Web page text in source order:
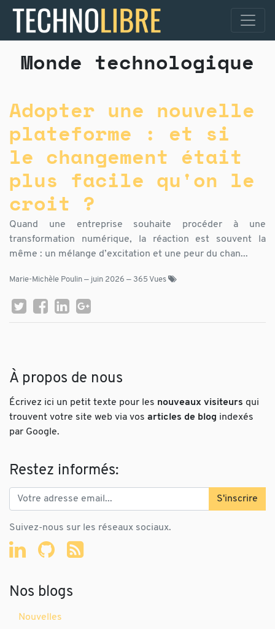
Monde technologique
Adopter une nouvelle
plateforme : et si
le changement était
plus facile qu'on le
croit ?
Quand une entreprise souhaite procéder à une
transformation numérique, la réaction est souvent la
même : un mélange d’excitation et une peur du chan...
Marie-Michèle Poulin — juin 2026 — 365 Vues
À propos de nous
Écrivez ici un petit texte pour les nouveaux visiteurs qui
trouvent votre site web via vos articles de blog indexés
par Google.
Restez informés:
S'inscrire
Suivez-nous sur les réseaux sociaux.
Nos blogs
Nouvelles